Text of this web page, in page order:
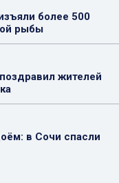
более 500
рыбы
жителей
в Сочи спасли